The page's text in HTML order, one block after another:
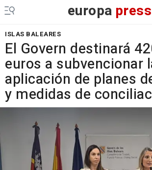
europa press
ISLAS BALEARES
El Govern destinará
euros a subvencionar
aplicación de planes
y medidas de